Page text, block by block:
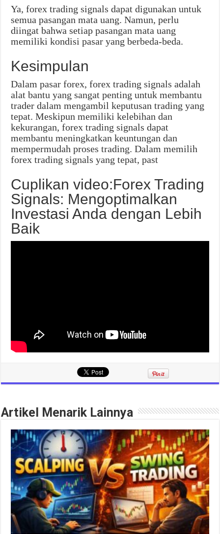
Ya, forex trading signals dapat digunakan untuk
semua pasangan mata uang. Namun, perlu
diingat bahwa setiap pasangan mata uang
memiliki kondisi pasar yang berbeda-beda.
Kesimpulan
Dalam pasar forex, forex trading signals adalah
alat bantu yang sangat penting untuk membantu
trader dalam mengambil keputusan trading yang
tepat. Meskipun memiliki kelebihan dan
kekurangan, forex trading signals dapat
membantu meningkatkan keuntungan dan
mempermudah proses trading. Dalam memilih
forex trading signals yang tepat, past
Cuplikan video:Forex Trading
Signals: Mengoptimalkan
Investasi Anda dengan Lebih
Baik
Artikel Menarik Lainnya